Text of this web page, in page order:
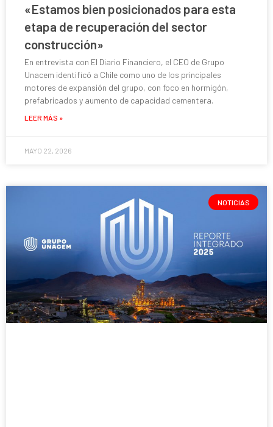
«Estamos bien posicionados para esta
etapa de recuperación del sector
construcción»
En entrevista con El Diario Financiero, el CEO de Grupo
Unacem identificó a Chile como uno de los principales
motores de expansión del grupo, con foco en hormigón,
prefabricados y aumento de capacidad cementera.
LEER MÁS »
MAYO 22, 2026
NOTICIAS